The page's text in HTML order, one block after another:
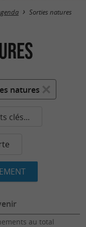
Sorties natures
natures
clés...
au total